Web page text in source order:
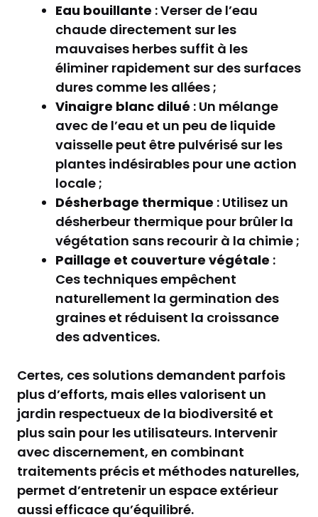
Eau bouillante : Verser de l’eau
chaude directement sur les
mauvaises herbes suffit à les
éliminer rapidement sur des surfaces
dures comme les allées ;
Vinaigre blanc dilué : Un mélange
avec de l’eau et un peu de liquide
vaisselle peut être pulvérisé sur les
plantes indésirables pour une action
locale ;
Désherbage thermique : Utilisez un
désherbeur thermique pour brûler la
végétation sans recourir à la chimie ;
Paillage et couverture végétale :
Ces techniques empêchent
naturellement la germination des
graines et réduisent la croissance
des adventices.
Certes, ces solutions demandent parfois
plus d’efforts, mais elles valorisent un
jardin respectueux de la biodiversité et
plus sain pour les utilisateurs. Intervenir
avec discernement, en combinant
traitements précis et méthodes naturelles,
permet d’entretenir un espace extérieur
aussi efficace qu’équilibré.